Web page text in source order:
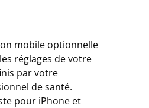
mobile optionnelle
réglages de votre
par votre
de santé.
pour iPhone et